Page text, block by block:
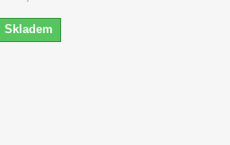
Skladem